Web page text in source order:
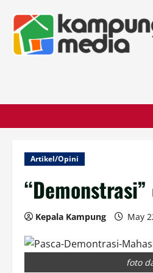
Artikel/Opini
Kepala Kampung May
foto